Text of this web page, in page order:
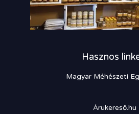
Hasznos
Magyar Méhészeti
Árukereső.hu